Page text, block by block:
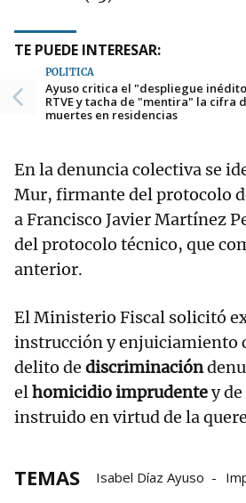
TE PUEDE INTERESAR:
POLÍTICA
Ayuso critica el "despliegue
RTVE y tacha de "mentira" la cifra
muertes en residencias
En la denuncia colectiva se
Mur, firmante del protocolo
a Francisco Javier Martínez
del protocolo técnico, que
anterior.
El Ministerio Fiscal solicitó
instrucción y enjuiciamiento
delito de discriminación
elhomicidio imprudentey de
instruido en virtud de la
TEMAS Isabel Díaz Ayuso